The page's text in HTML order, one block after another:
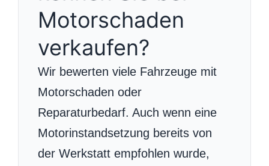
Motorschaden
verkaufen?
Wir bewerten viele Fahrzeuge mit
Motorschaden oder
Reparaturbedarf. Auch wenn eine
Motorinstandsetzung bereits von
der Werkstatt empfohlen wurde,